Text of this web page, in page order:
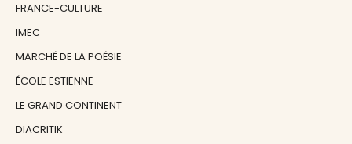
FRANCE-CULTURE
IMEC
MARCHÉ DE LA POÉSIE
ÉCOLE ESTIENNE
LE GRAND CONTINENT
DIACRITIK